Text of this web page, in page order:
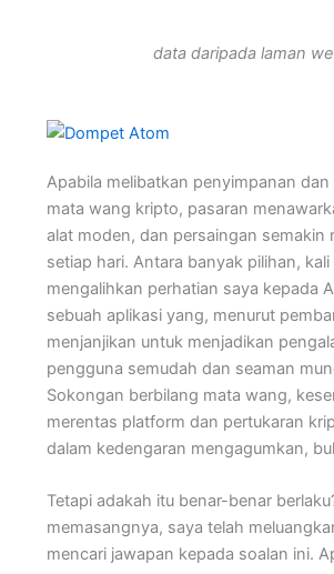
data daripada laman
Apabila melibatkan penyimpanan dan
mata wang kripto, pasaran
alat moden, dan persaingan semakin
setiap hari. Antara banyak pilihan, kali
mengalihkan perhatian saya kepada
sebuah aplikasi yang, menurut
menjanjikan untuk menjadikan
pengguna semudah dan seaman
Sokongan berbilang mata wang,
merentas platform dan pertukaran
dalam kedengaran mengagumkan,
Tetapi adakah itu benar-benar
memasangnya, saya telah
mencari jawapan kepada soalan ini.